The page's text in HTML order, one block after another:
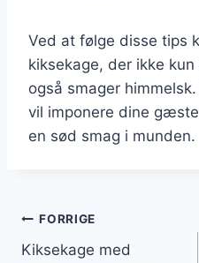
Ved at følge disse tips
kiksekage, der ikke
også smager
vil imponere dine
en sød smag i munden.
FORRIGE
Kiksekage med